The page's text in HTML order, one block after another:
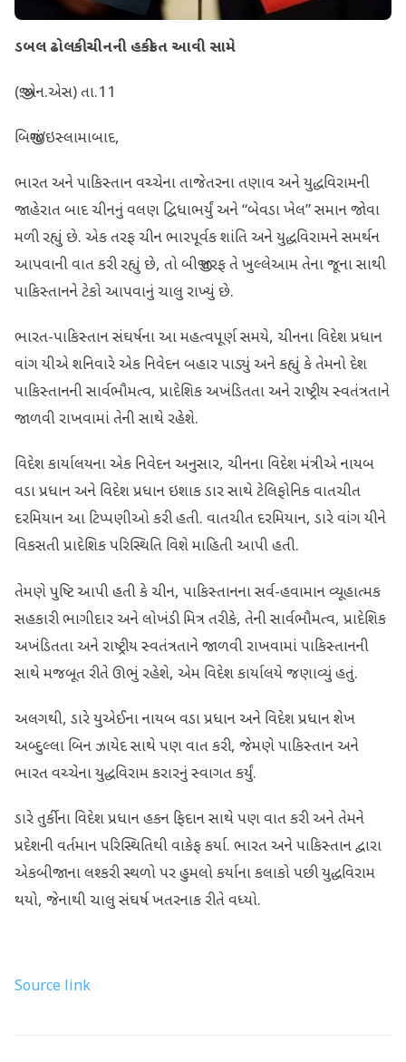
ડબલ ઢોલકી ચીનની હકીકત આવી સામે
(જી.એન.એસ) તા.11
બિજીંગ/ઇસ્લામાબાદ,
ભારત અને પાકિસ્તાન વચ્ચેના તાજેતરના તણાવ અને યુદ્ધવિરામની
જાહેરાત બાદ ચીનનું વલણ દ્વિધાભર્યું અને “બેવડા ખેલ” સમાન જોવા
મળી રહ્યું છે. એક તરફ ચીન ભારપૂર્વક શાંતિ અને યુદ્ધવિરામને સમર્થન
આપવાની વાત કરી રહ્યું છે, તો બીજી તરફ તે ખુલ્લેઆમ તેના જૂના સાથી
પાકિસ્તાનને ટેકો આપવાનું ચાલુ રાખ્યું છે.
ભારત-પાકિસ્તાન સંઘર્ષના આ મહત્વપૂર્ણ સમયે, ચીનના વિદેશ પ્રધાન
વાંગ યીએ શનિવારે એક નિવેદન બહાર પાડ્યું અને કહ્યું કે તેમનો દેશ
પાકિસ્તાનની સાર્વભૌમત્વ, પ્રાદેશિક અખંડિતતા અને રાષ્ટ્રીય સ્વતંત્રતાને
જાળવી રાખવામાં તેની સાથે રહેશે.
વિદેશ કાર્યાલયના એક નિવેદન અનુસાર, ચીનના વિદેશ મંત્રીએ નાયબ
વડા પ્રધાન અને વિદેશ પ્રધાન ઇશાક ડાર સાથે ટેલિફોનિક વાતચીત
દરમિયાન આ ટિપ્પણીઓ કરી હતી. વાતચીત દરમિયાન, ડારે વાંગ યીને
વિકસતી પ્રાદેશિક પરિસ્થિતિ વિશે માહિતી આપી હતી.
તેમણે પુષ્ટિ આપી હતી કે ચીન, પાકિસ્તાનના સર્વ-હવામાન વ્યૂહાત્મક
સહકારી ભાગીદાર અને લોખંડી મિત્ર તરીકે, તેની સાર્વભૌમત્વ, પ્રાદેશિક
અખંડિતતા અને રાષ્ટ્રીય સ્વતંત્રતાને જાળવી રાખવામાં પાકિસ્તાનની
સાથે મજબૂત રીતે ઊભું રહેશે, એમ વિદેશ કાર્યાલયે જણાવ્યું હતું.
અલગથી, ડારે યુએઈના નાયબ વડા પ્રધાન અને વિદેશ પ્રધાન શેખ
અબ્દુલ્લા બિન ઝાયેદ સાથે પણ વાત કરી, જેમણે પાકિસ્તાન અને
ભારત વચ્ચેના યુદ્ધવિરામ કરારનું સ્વાગત કર્યું.
ડારે તુર્કીના વિદેશ પ્રધાન હકન ફિદાન સાથે પણ વાત કરી અને તેમને
પ્રદેશની વર્તમાન પરિસ્થિતિથી વાકેફ કર્યા. ભારત અને પાકિસ્તાન દ્વારા
એકબીજાના લશ્કરી સ્થળો પર હુમલો કર્યાના કલાકો પછી યુદ્ધવિરામ
થયો, જેનાથી ચાલુ સંઘર્ષ ખતરનાક રીતે વધ્યો.
Source link